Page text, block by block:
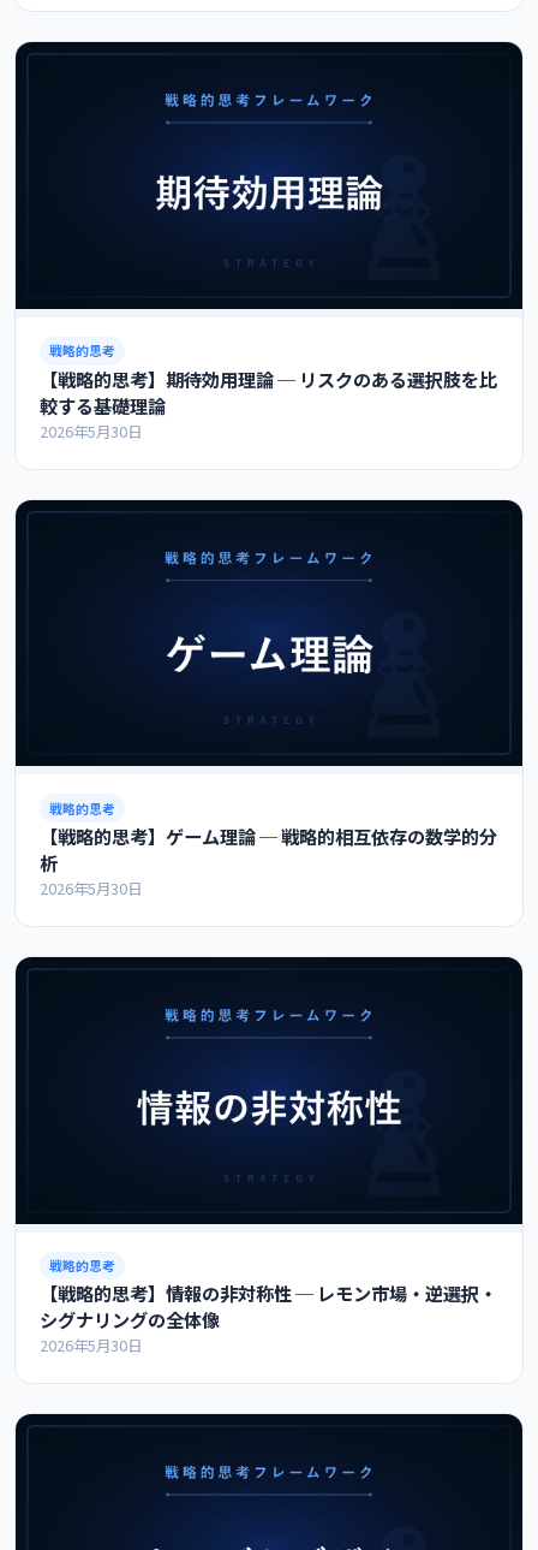
戦略的思考
【戦略的思考】期待効用理論 ─ リスクのある選択肢を比
較する基礎理論
2026年5月30日
戦略的思考
【戦略的思考】ゲーム理論 ─ 戦略的相互依存の数学的分
析
2026年5月30日
戦略的思考
【戦略的思考】情報の非対称性 ─ レモン市場・逆選択・
シグナリングの全体像
2026年5月30日